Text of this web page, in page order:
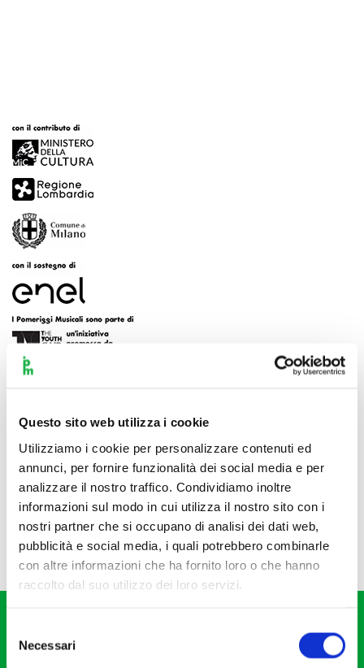
Questo sito web utilizza i cookie
Utilizziamo i cookie per personalizzare contenuti ed
annunci, per fornire funzionalità dei social media e per
analizzare il nostro traffico. Condividiamo inoltre
informazioni sul modo in cui utilizza il nostro sito con i
nostri partner che si occupano di analisi dei dati web,
pubblicità e social media, i quali potrebbero combinarle
con altre informazioni che ha fornito loro o che hanno
raccolto dal suo utilizzo dei loro servizi.
delNecessari